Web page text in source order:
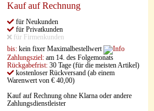
Kauf auf Rechnung
für Neukunden
für Privatkunden
für Firmenkunden
bis: kein fixer Maximalbestellwert
Zahlungsziel: am 14. des Folgemonats
Rückgabefrist: 30 Tage (für die meisten Artikel)
kostenloser Rückversand (ab einem
Warenwert von € 40,00)
Kauf auf Rechnung ohne Klarna oder andere
Zahlungsdienstleister